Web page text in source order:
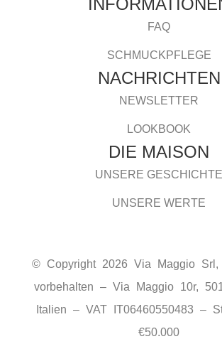
NACHRICHTEN
DIE MAISON
FAQ
SCHMUCKPFLEGE
NEWSLETTER
LOOKBOOK
UNSERE GESCHICHTE
UNSERE WERTE
© Copyright 2026 Via Maggio Srl,
vorbehalten – Via Maggio 10r,
Italien – VAT IT06460550483 –
€50.000